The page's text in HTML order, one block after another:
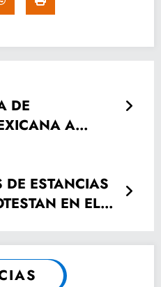
DE
A
EN EUA, HIJOS
DE ESTANCIAS
EN EL